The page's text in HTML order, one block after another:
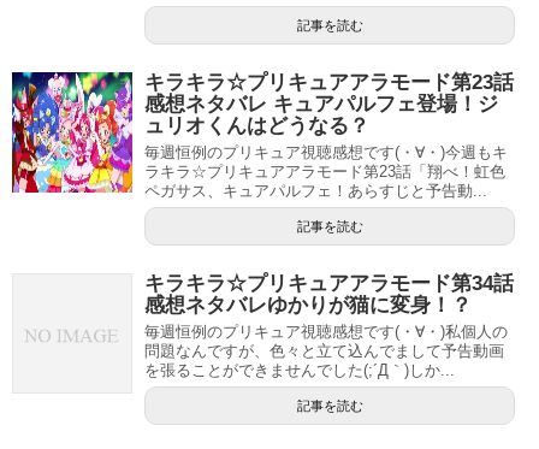
記事を読む
キラキラ☆プリキュアアラモード第23話
感想ネタバレ キュアパルフェ登場！ジ
ュリオくんはどうなる？
毎週恒例のプリキュア視聴感想です(・∀・)今週もキ
ラキラ☆プリキュアアラモード第23話「翔べ！虹色
ペガサス、キュアパルフェ！あらすじと予告動...
記事を読む
キラキラ☆プリキュアアラモード第34話
感想ネタバレゆかりが猫に変身！？
毎週恒例のプリキュア視聴感想です(・∀・)私個人の
問題なんですが、色々と立て込んでまして予告動画
を張ることができませんでした(;´Д｀)しか...
記事を読む